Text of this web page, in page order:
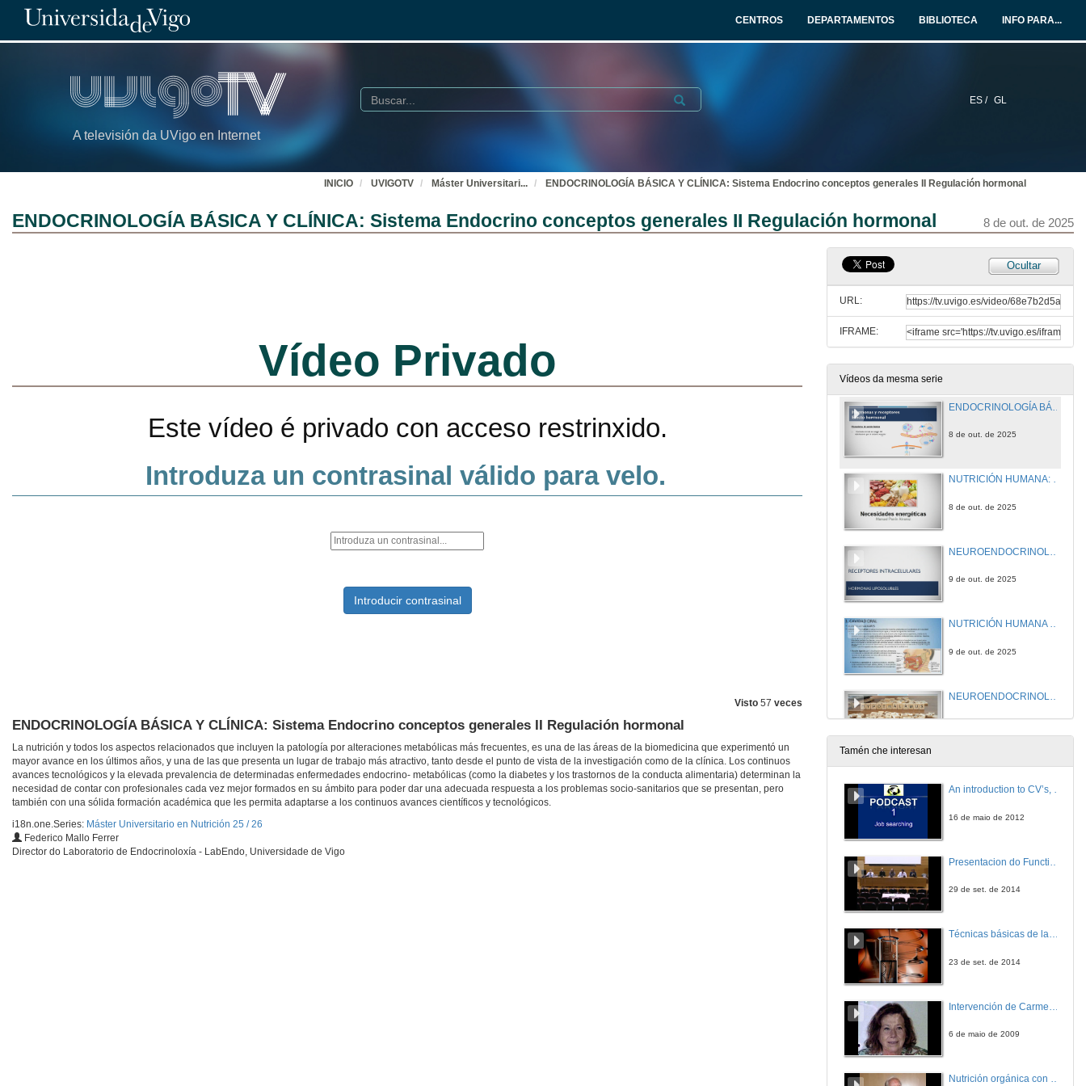
CENTROS DEPARTAMENTOS BIBLIOTECA INFO PARA...
A televisión da UVigo en Internet
ES / GL
Buscar Submit
INICIO UVIGOTV Máster Universitari... ENDOCRINOLOGÍA BÁSICA Y CLÍNICA: Sistema Endocrino conceptos generales II Regulación hormonal
ENDOCRINOLOGÍA BÁSICA Y CLÍNICA: Sistema Endocrino conceptos generales II Regulación hormonal 8 de out. de 2025
Visto 57 veces
ENDOCRINOLOGÍA BÁSICA Y CLÍNICA: Sistema Endocrino conceptos generales II Regulación hormonal
La nutrición y todos los aspectos relacionados que incluyen la patología por alteraciones metabólicas más frecuentes, es una de las áreas de la biomedicina que experimentó un
mayor avance en los últimos años, y una de las que presenta un lugar de trabajo más atractivo, tanto desde el punto de vista de la investigación como de la clínica. Los continuos
avances tecnológicos y la elevada prevalencia de determinadas enfermedades endocrino- metabólicas (como la diabetes y los trastornos de la conducta alimentaria) determinan la
necesidad de contar con profesionales cada vez mejor formados en su ámbito para poder dar una adecuada respuesta a los problemas socio-sanitarios que se presentan, pero
también con una sólida formación académica que les permita adaptarse a los continuos avances científicos y tecnológicos.
i18n.one.Series: Máster Universitario en Nutrición 25 / 26
Federico Mallo Ferrer
Director do Laboratorio de Endocrinoloxía - LabEndo, Universidade de Vigo
Ocultar
URL:
IFRAME:
Vídeos da mesma serie
2 de out. de 2025
NDOCRINOLOGÍA BÁSICA Y CLÍNICA: Sistema Endocrino conceptos generales I
NUTRICIÓN HUMANA Estructura general del sistema digestivo (I)
3 de out. de 2025
8 de out. de 2025
NUTRICIÓN HUMANA: Necesidades energéticas, metabolismo basal y necesidades durante la actividad
8 de out. de 2025
9 de out. de 2025
NUTRICIÓN HUMANA Estructura general del sistema digestivo (II)
9 de out. de 2025
NUTRICIÓN HUMANA Estructura general del sistema digestivo (III)
15 de out. de 2025
16 de out. de 2025
Tamén che interesan
An introduction to CV’s, letters, and job searching
16 de maio de 2012
29 de set. de 2014
Técnicas básicas de laboratorio aplicadas á bioloxía
23 de set. de 2014
6 de maio de 2009
Nutrición orgánica con auga de mar